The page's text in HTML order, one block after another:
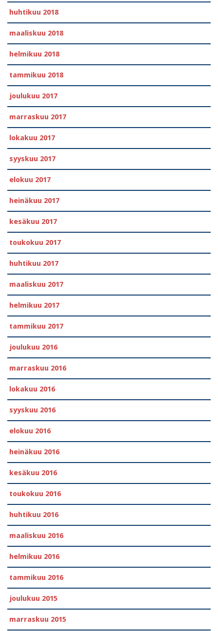
huhtikuu 2018
maaliskuu 2018
helmikuu 2018
tammikuu 2018
joulukuu 2017
marraskuu 2017
lokakuu 2017
syyskuu 2017
elokuu 2017
heinäkuu 2017
kesäkuu 2017
toukokuu 2017
huhtikuu 2017
maaliskuu 2017
helmikuu 2017
tammikuu 2017
joulukuu 2016
marraskuu 2016
lokakuu 2016
syyskuu 2016
elokuu 2016
heinäkuu 2016
kesäkuu 2016
toukokuu 2016
huhtikuu 2016
maaliskuu 2016
helmikuu 2016
tammikuu 2016
joulukuu 2015
marraskuu 2015